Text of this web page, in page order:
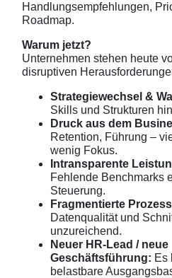
Handlungsempfehlungen,
Roadmap.
Warum jetzt?
Unternehmen stehen heute
disruptiven
Strategiewechsel &
Skills und Strukturen
Druck aus dem
Retention, Führung –
wenig Fokus.
Intransparente
Fehlende Benchmarks
Steuerung.
Fragmentierte
Datenqualität und
unzureichend.
Neuer HR-Lead / neue
Geschäftsführung: Es
belastbare